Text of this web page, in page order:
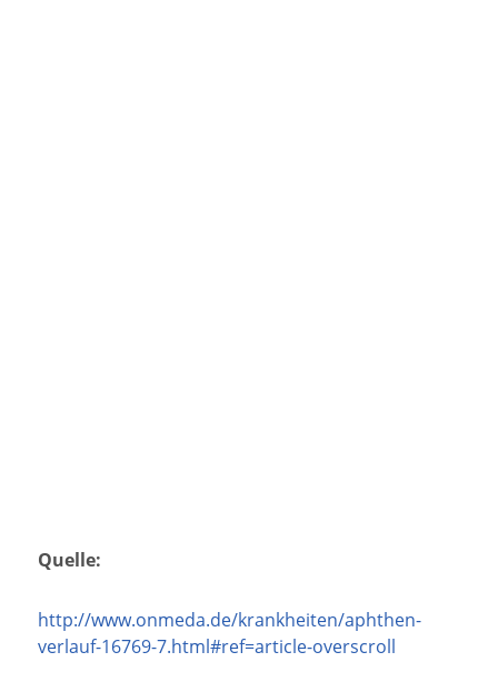
Quelle:
http://www.onmeda.de/krankheiten/aphthen-
verlauf-16769-7.html#ref=article-overscroll